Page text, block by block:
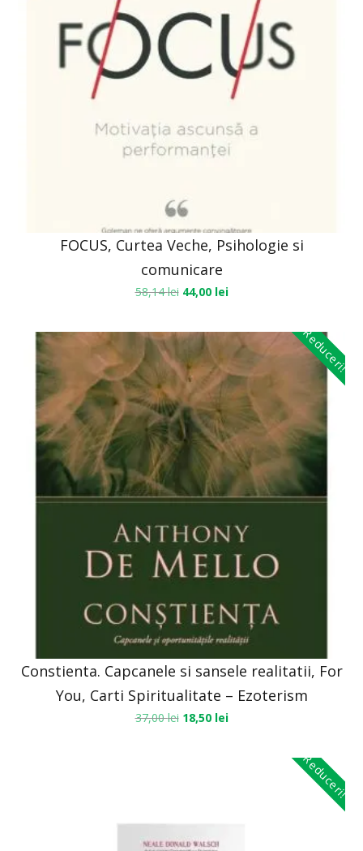
FOCUS, Curtea Veche, Psihologie si
comunicare
58,14lei 44,00 lei
Reduceri!
Constienta. Capcanele si sansele realitatii, For
You, Carti Spiritualitate – Ezoterism
37,00lei 18,50 lei
Reduceri!